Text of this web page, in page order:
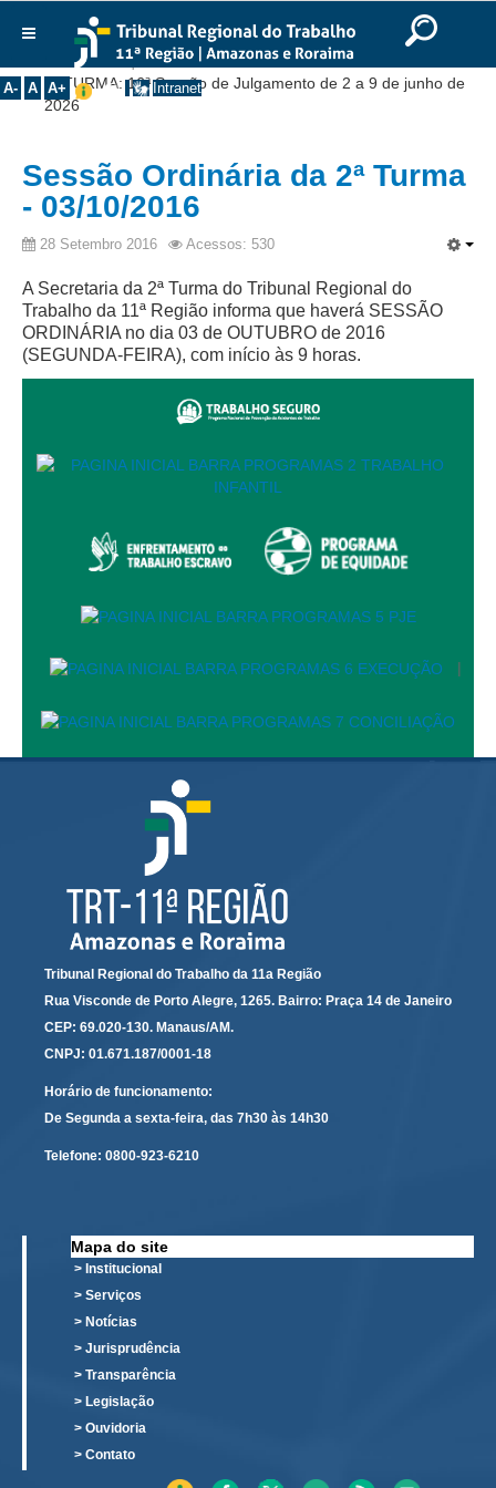
Ir para o rodapé
English
Português Español
A- A A+ Intranet
Institucional
Corregedoria
Composição
Seções Especializadas
Turmas
Varas do Trabalho
Juízes Manaus
Juízes Interior
Diretores
Comitê Gestor Regional do PJe
Comitê Gestor Regional do e-Gestão e de Tabelas
Comitê do Datajud
Comissão Regional de Pesquisa Judiciária e Ciência de
Comissão de Ética
Comissão de Uniformização de Jurisprudência
Comitê de Gestão de Pessoas
Comissão de Vitaliciamento
Comitê de Atenção Integral à Saúde de Magistrados e
Servidores
Aprendizagem
Comitê de Incentivo à Participação Institucional Feminina
no âmbito do TRT-11
Comissão Permanente de Gestão Socioambiental
Comitê Gestor do Plano de Contratações e Aquisições
no Âmbito do TRT11
Comitê de Equidade de Raça, Gênero e Diversidade
Comitê PopRuaJud
Comissão de Justiça Itinerante
Você está aqui:Início >> Notícias >> Comunicados
1ª TURMA: 16ª Sessão de Julgamento de 2 a 9 de junho de
2026
Sessão Ordinária da 2ª Turma
- 03/10/2016
28 Setembro 2016 Acessos: 530
A Secretaria da 2ª Turma do Tribunal Regional do
Trabalho da 11ª Região informa que haverá SESSÃO
ORDINÁRIA no dia 03 de OUTUBRO de 2016
(SEGUNDA-FEIRA), com início às 9 horas.
|
Tribunal Regional do Trabalho da 11a Região
Rua Visconde de Porto Alegre, 1265. Bairro: Praça 14 de Janeiro
CEP: 69.020-130. Manaus/AM.
CNPJ: 01.671.187/0001-18
Horário de funcionamento:
De Segunda a sexta-feira, das 7h30 às 14h30
Telefone: 0800-923-6210
Mapa do site
> Institucional
> Serviços
> Notícias
> Jurisprudência
> Transparência
> Legislação
> Ouvidoria
> Contato